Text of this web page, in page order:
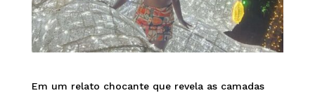
Em um relato chocante que revela as camadas